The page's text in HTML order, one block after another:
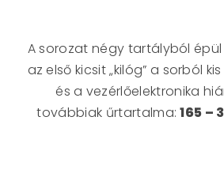
A sorozat négy tartályból épül
az első kicsit „kilóg” a sorból
és a vezérlőelektronika
továbbiak űrtartalma:165 –